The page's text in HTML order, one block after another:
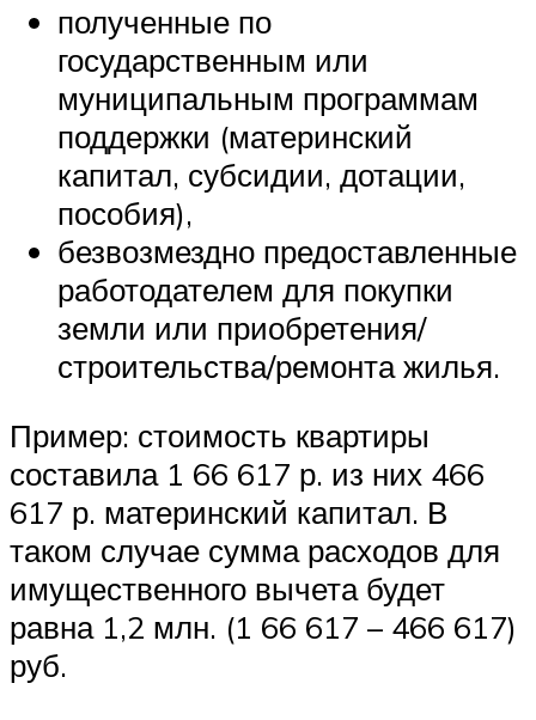
полученные по
государственным или
муниципальным программам
поддержки (материнский
капитал, субсидии, дотации,
пособия),
безвозмездно предоставленные
работодателем для покупки
земли или приобретения/
строительства/ремонта жилья.
Пример: стоимость квартиры
составила 1 66 617 р. из них 466
617 р. материнский капитал. В
таком случае сумма расходов для
имущественного вычета будет
равна 1,2 млн. (1 66 617 – 466 617)
руб.